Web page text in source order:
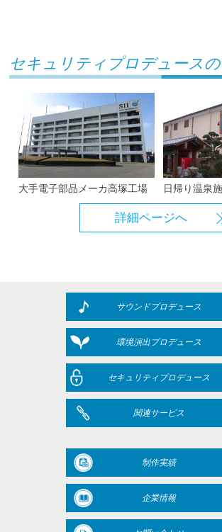
セキュリティプロデュース
大手電子部品メーカ高塚工場 日帰り温泉
詳細ページへ
サウンドプロデュース
環境演出プロデュース
セキュリティプロデュース
関連サービス
制作実績
企業情報